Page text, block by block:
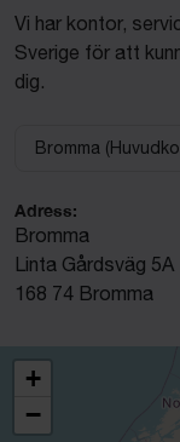
Vi har kontor,
Sverige för att
dig.
Välj anläggning:
Bromma
Adress:
Bromma
Linta Gårdsväg 5A
168 74 Bromma
+
−